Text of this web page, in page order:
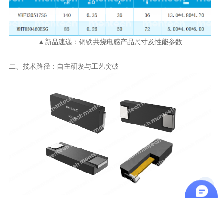
▲新品速递：铜铁共烧电感产品尺寸及性能参数
二、技术路径：自主研发与工艺突破